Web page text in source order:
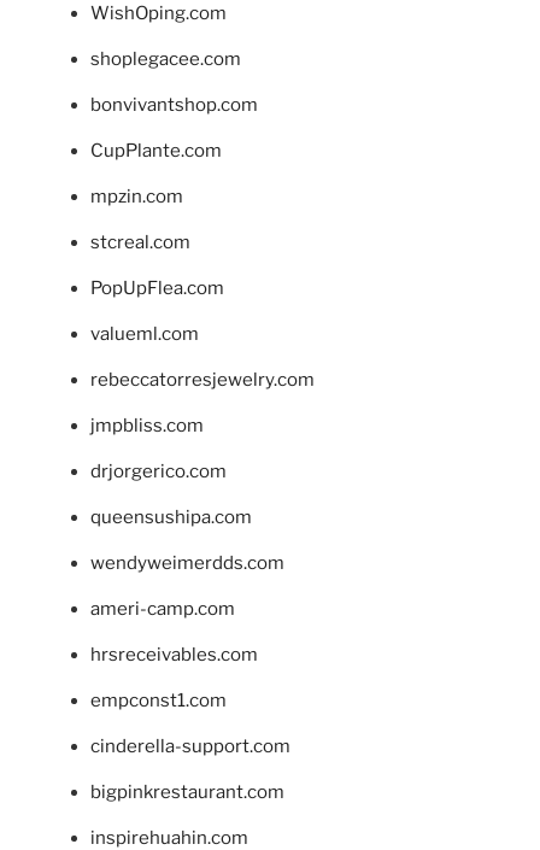
WishOping.com
shoplegacee.com
bonvivantshop.com
CupPlante.com
mpzin.com
stcreal.com
PopUpFlea.com
valueml.com
rebeccatorresjewelry.com
jmpbliss.com
drjorgerico.com
queensushipa.com
wendyweimerdds.com
ameri-camp.com
hrsreceivables.com
empconst1.com
cinderella-support.com
bigpinkrestaurant.com
inspirehuahin.com